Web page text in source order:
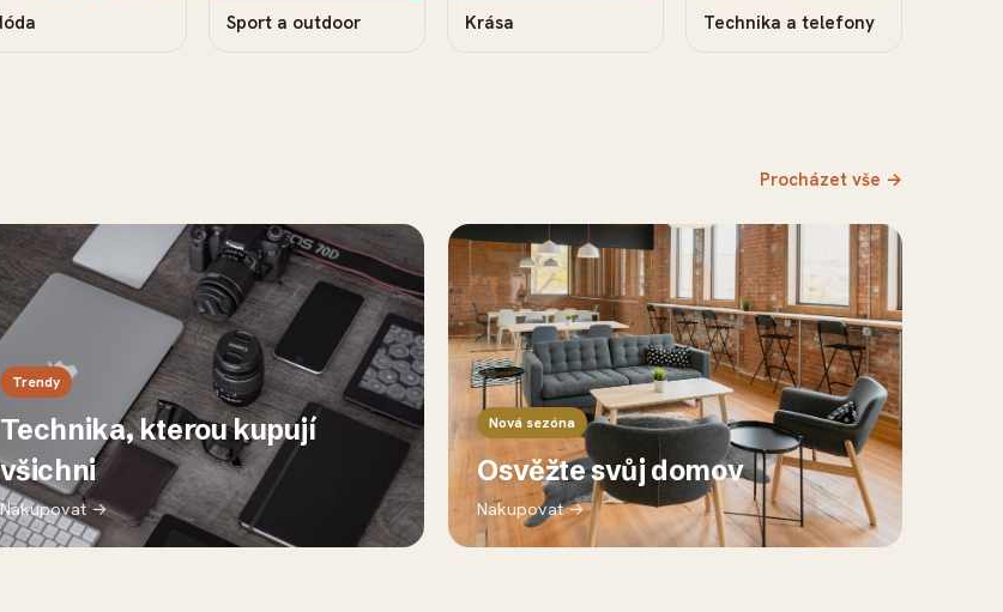
Sport a outdoor Krása Technika a telefony
Procházet vše →
Trendy
Technika, kterou kupují
všichni
Nakupovat →
Nová sezóna
Osvěžte svůj domov
Nakupovat →